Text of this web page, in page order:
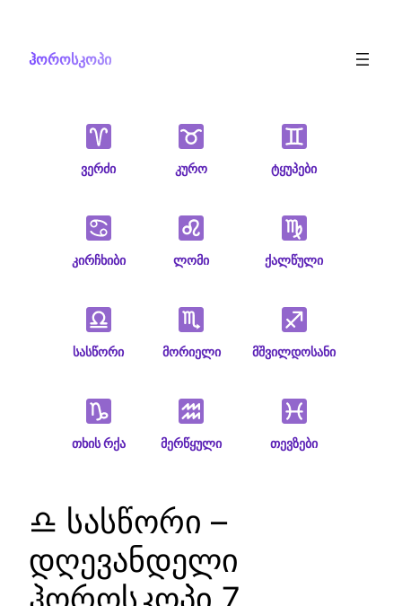
content
ჰოროსკოპი
ვერძი კურო ტყუპები
კირჩხიბი ლომი ქალწული
სასწორი მორიელი მშვილდოსანი
თხის რქა მერწყული თევზები
♎ სასწორი –
დღევანდელი